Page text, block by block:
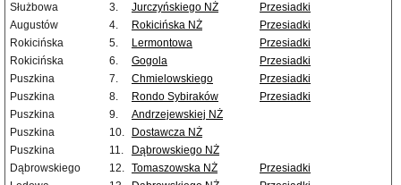
Służbowa
3. Jurczyńskiego NŻ
Przesiadki
Augustów
4. Rokicińska NŻ
Przesiadki
Rokicińska
5. Lermontowa
Przesiadki
Rokicińska
6. Gogola
Przesiadki
Puszkina
7. Chmielowskiego
Przesiadki
Puszkina
8. Rondo Sybiraków
Przesiadki
Puszkina
9.
Andrzejewskiej NŻ
Puszkina
10.
Dostawcza NŻ
Puszkina
11.
Dąbrowskiego NŻ
Dąbrowskiego
12. Tomaszowska NŻ
Przesiadki